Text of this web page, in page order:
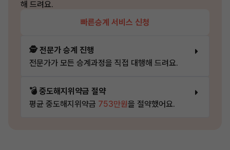
해 드려요.
빠른승계 서비스 신청
🕵️ 전문가 승계 진행
전문가가 모든 승계과정을 직접 대행해 드려요.
💣 중도해지위약금 절약
평균 중도해지위약금 753만원을 절약했어요.